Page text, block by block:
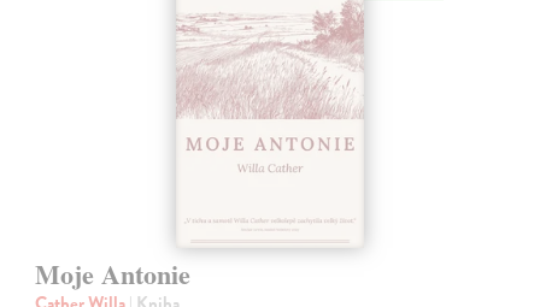
Moje Antonie